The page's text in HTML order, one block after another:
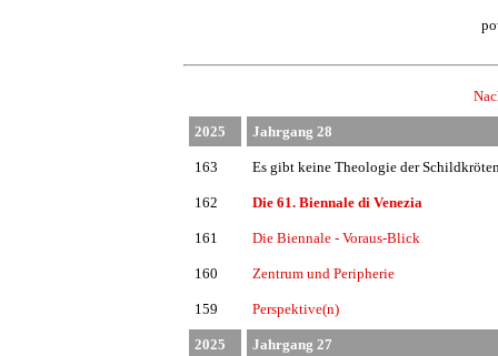
2025 Jahrgang 28
163 Es gibt keine Theologie der
162 Die 61. Biennale di Venezia
161 Die Biennale - Voraus-Blick
160 Zentrum und Peripherie
159 Perspektive(n)
2025 Jahrgang 27